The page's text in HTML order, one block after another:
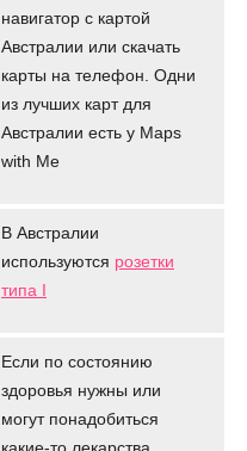
навигатор с картой
Австралии или скачать
карты на телефон. Одни
из лучших карт для
Австралии есть у Maps
with Me
В Австралии
используются розетки
типа I
Если по состоянию
здоровья нужны или
могут понадобиться